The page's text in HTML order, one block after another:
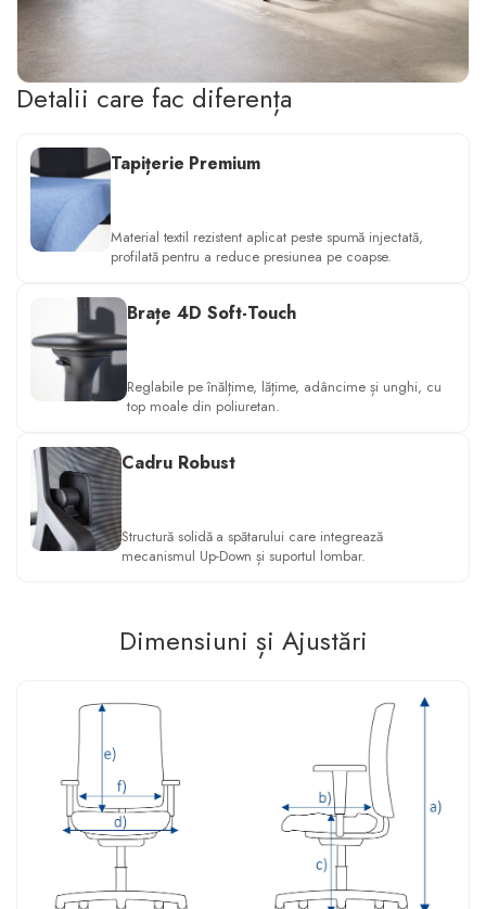
Detalii care fac diferența
Tapițerie Premium
Material textil rezistent aplicat peste spumă injectată,
profilată pentru a reduce presiunea pe coapse.
Brațe 4D Soft-Touch
Reglabile pe înălțime, lățime, adâncime și unghi, cu
top moale din poliuretan.
Cadru Robust
Structură solidă a spătarului care integrează
mecanismul Up-Down și suportul lombar.
Dimensiuni și Ajustări